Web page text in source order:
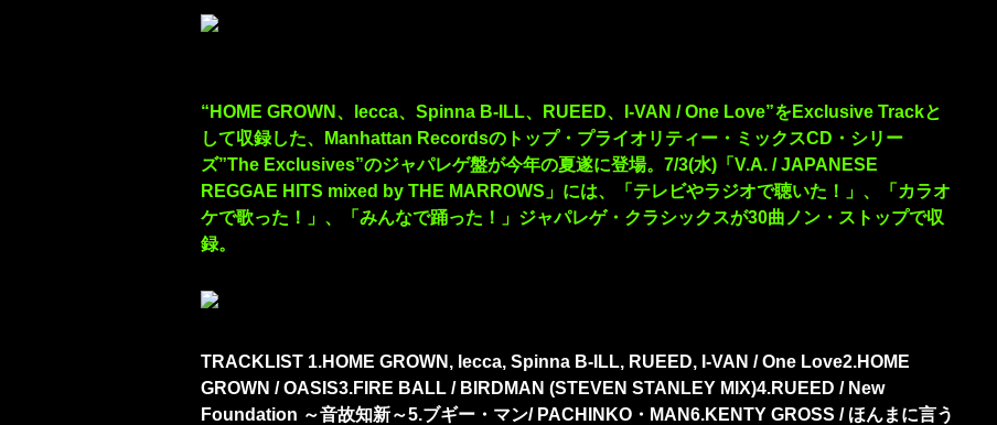
“HOME GROWN、lecca、Spinna B-ILL、RUEED、I-VAN / One Love”をExclusive Trackと
して収録した、Manhattan Recordsのトップ・プライオリティー・ミックスCD・シリー
ズ”The Exclusives”のジャパレゲ盤が今年の夏遂に登場。7/3(水)「V.A. / JAPANESE
REGGAE HITS mixed by THE MARROWS」には、「テレビやラジオで聴いた！」、「カラオ
ケで歌った！」、「みんなで踊った！」ジャパレゲ・クラシックスが30曲ノン・ストップで収
録。
TRACKLIST 1.HOME GROWN, lecca, Spinna B-ILL, RUEED, I-VAN / One Love2.HOME
GROWN / OASIS3.FIRE BALL / BIRDMAN (STEVEN STANLEY MIX)4.RUEED / New
Foundation ～音故知新～5.ブギー・マン/ PACHINKO・MAN6.KENTY GROSS / ほんまに言う